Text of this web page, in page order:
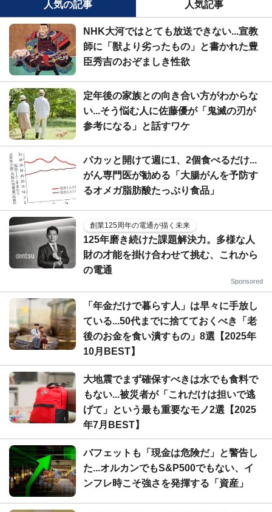
人気の記事 人気記事
NHK大河ではとても放送できない...宣教
師に「獣より劣ったもの」と書かれた豊
臣秀吉のおぞましき性欲
定年後の家族との向き合い方がわからな
い...そう悩む人に佐藤優が「鬼滅の刃が
参考になる」と話すワケ
パカッと開けて週に1、2個食べるだけ...
がん専門医が勧める「大腸がんを予防す
るオメガ脂肪酸たっぷり食品」
創業125周年の電通が描く未来
125年磨き続けた課題解決力。多様な人
財の才能を掛け合わせて挑む、これから
の電通
Sponsored
「年金だけで暮らす人」は早々に手放し
ている...50代までに捨てておくべき「老
後のお金を食い潰すもの」8選【2025年
10月BEST】
大地震でまず確保すべきは水でも食料で
もない...被災者が「これだけは担いで逃
げて」という最も重要なモノ2選【2025
年7月BEST】
バフェットも「現金は危険だ」と警告し
た...オルカンでもS&P500でもない、イ
ンフレ時こそ強さを発揮する「資産」